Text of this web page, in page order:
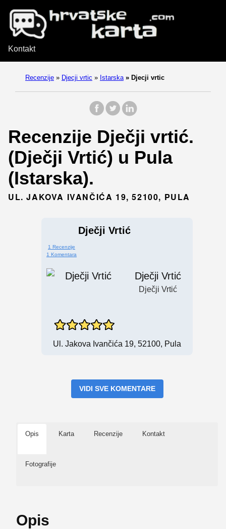
Kontakt
Recenzije » Djecji vrtic » Istarska » Djecji vrtic
Recenzije Dječji vrtić.
(Dječji Vrtić) u Pula
(Istarska).
UL. JAKOVA IVANČIĆA 19, 52100, PULA
Dječji Vrtić
1 Recenzije
1 Komentara
Dječji Vrtić
Dječji Vrtić
Ul. Jakova Ivančića 19, 52100, Pula
VIDI SVE KOMENTARE
Opis Karta Recenzije Kontakt
Fotografije
Opis